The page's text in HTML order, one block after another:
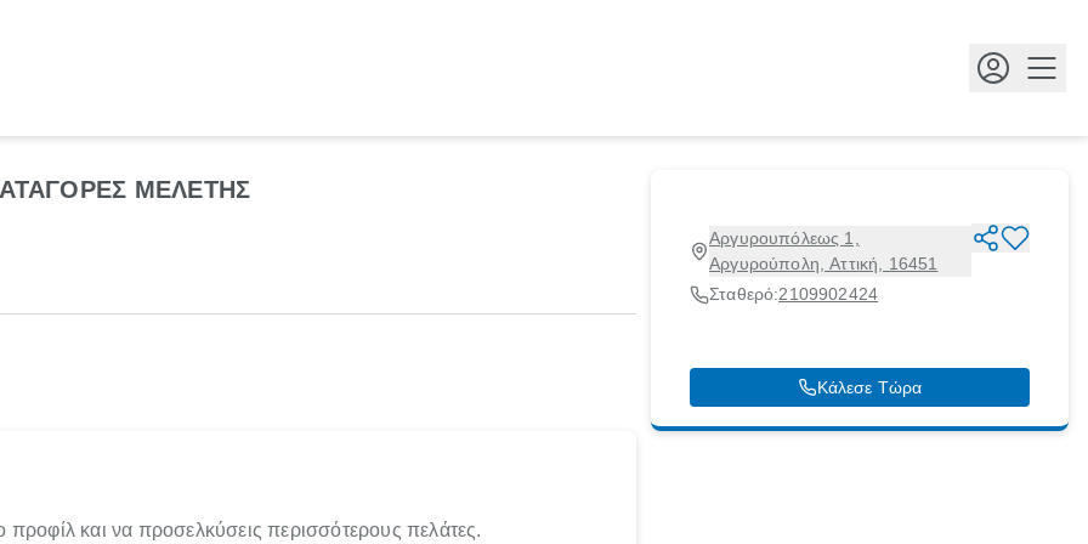
ΜΕΛΕΤΗΣ
Αργυρουπόλεως 1,
Αργυρούπολη, Αττική, 16451
Σταθερό:2109902424
Κάλεσε Τώρα
και να προσελκύσεις περισσότερους πελάτες.